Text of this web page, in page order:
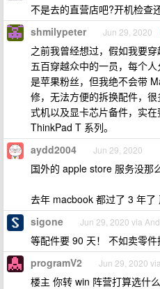
不是去的直营店吧?开机检查
shmilypeter Jun 29, 2020
之前我曾经想过，假如我要
五百穿越众中的一员，每个
是苹果粉丝，但我绝不会带
修，无法方便的拆换配件，
式机以及显卡芯片备件，实
ThinkPad T 系列。
aydd2004 Jun 29, 2020
国外的 apple store 服务没那
去年 macbook 都过了 3 年
sigone Jun 29, 2020 via
等配件要 90 天！ 不如卖零件
programV2 Jun 29, 2020
楼主 你转 win 阵营打算选什